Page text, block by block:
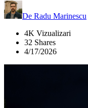
De Radu Marinescu
4K Vizualizari
32 Shares
4/17/2026